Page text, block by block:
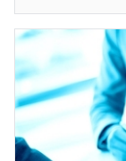
таклиф этди.